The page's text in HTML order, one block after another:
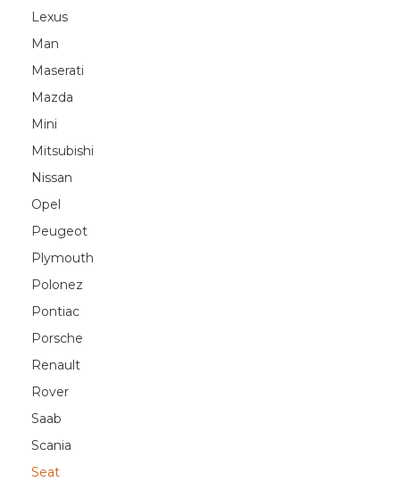
Lexus
Man
Maserati
Mazda
Mini
Mitsubishi
Nissan
Opel
Peugeot
Plymouth
Polonez
Pontiac
Porsche
Renault
Rover
Saab
Scania
Seat